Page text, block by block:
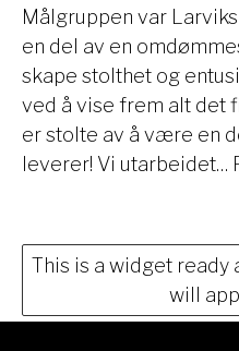
Målgruppen var
en del av en
skape stolthet og
ved å vise frem alt det
er stolte av å være en
leverer! Vi utarbeidet…
This is a widget ready
will